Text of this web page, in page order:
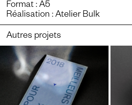
Format : A5
Réalisation : Atelier Bulk
Autres projets